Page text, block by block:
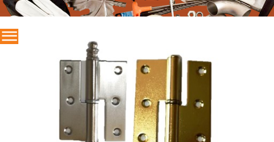
PROMOCOES
CONTACTOS